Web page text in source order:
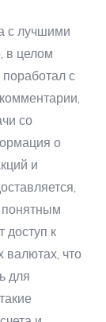
с лучшими
в целом
поработал с
со
о
и
понятным
доступ к
валютах, что
для